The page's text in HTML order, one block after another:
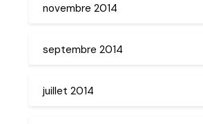
novembre 2014
septembre 2014
juillet 2014